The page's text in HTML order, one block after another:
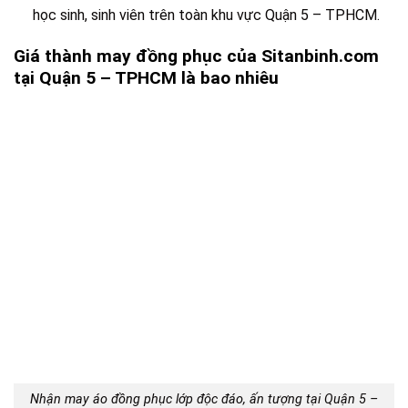
học sinh, sinh viên trên toàn khu vực Quận 5 – TPHCM.
Giá thành may đồng phục của Sitanbinh.com
tại Quận 5 – TPHCM là bao nhiêu
Nhận may áo đồng phục lớp độc đáo, ấn tượng tại Quận 5 –